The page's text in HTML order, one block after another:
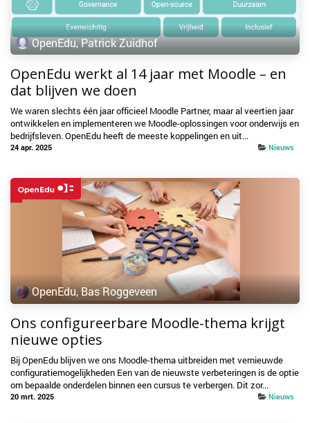
OpenEdu, Patrick Zuidhof
OpenEdu werkt al 14 jaar met Moodle – en
dat blijven we doen
We waren slechts één jaar officieel Moodle Partner, maar al veertien jaar
ontwikkelen en implementeren we Moodle-oplossingen voor onderwijs en
bedrijfsleven. OpenEdu heeft de meeste koppelingen en uit...
24 apr. 2025 Nieuws
OpenEdu, Bas Roggeveen
Ons configureerbare Moodle-thema krijgt
nieuwe opties
Bij OpenEdu blijven we ons Moodle-thema uitbreiden met vernieuwde
configuratiemogelijkheden Een van de nieuwste verbeteringen is de optie
om bepaalde onderdelen binnen een cursus te verbergen. Dit zor...
20 mrt. 2025 Nieuws